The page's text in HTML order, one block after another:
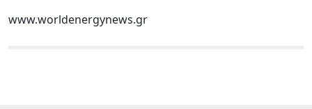
www.worldenergynews.gr